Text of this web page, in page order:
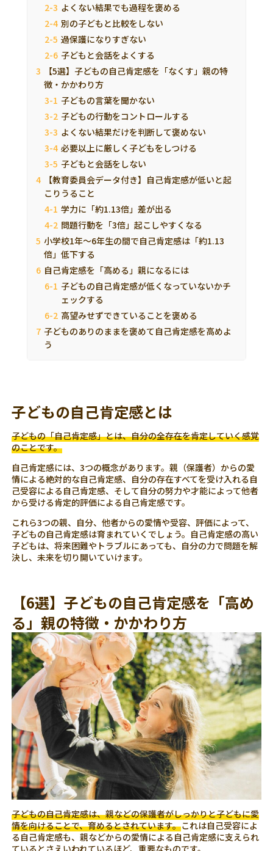
よくない結果でも過程を褒める
別の子どもと比較をしない
過保護になりすぎない
子どもと会話をよくする
【5選】子どもの自己肯定感を「なくす」親の特
徴・かかわり方
子どもの言葉を聞かない
子どもの行動をコントロールする
よくない結果だけを判断して褒めない
必要以上に厳しく子どもをしつける
子どもと会話をしない
【教育委員会データ付き】自己肯定感が低いと起
こりうること
学力に「約1.13倍」差が出る
問題行動を「3倍」起こしやすくなる
小学校1年～6年生の間で自己肯定感は「約1.13
倍」低下する
自己肯定感を「高める」親になるには
子どもの自己肯定感が低くなっていないかチ
ェックする
高望みせずできていることを褒める
子どものありのままを褒めて自己肯定感を高めよ
う
子どもの自己肯定感とは
子どもの「自己肯定感」とは、自分の全存在を肯定していく感覚
のことです。
自己肯定感には、3つの概念があります。親（保護者）からの愛
情による絶対的な自己肯定感、自分の存在すべてを受け入れる自
己受容による自己肯定感、そして自分の努力や才能によって他者
から受ける肯定的評価による自己肯定感です。
これら3つの親、自分、他者からの愛情や受容、評価によって、
子どもの自己肯定感は育まれていくでしょう。自己肯定感の高い
子どもは、将来困難やトラブルにあっても、自分の力で問題を解
決し、未来を切り開いていけます。
【6選】子どもの自己肯定感を「高め
る」親の特徴・かかわり方
子どもの自己肯定感は、親などの保護者がしっかりと子どもに愛
情を向けることで、育めるとされています。これは自己受容によ
る自己肯定感も、親などからの愛情による自己肯定感に支えられ
ているとさえいわれているほど、重要なものです。